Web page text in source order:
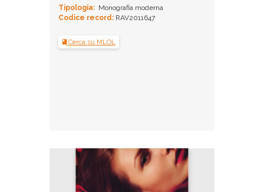
Tipologia: Monografia moderna
Codice record: RAV2011647
Cerca su MLOL